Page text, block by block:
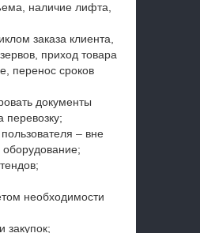
наличие лифта,
заказа клиента,
приход товара
перенос сроков
документы
перевозку;
– вне
оборудование;
необходимости
закупок;